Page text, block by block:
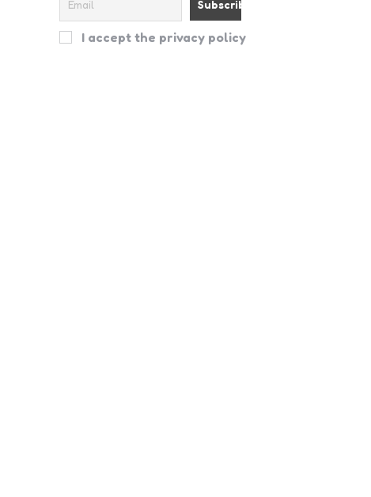
I accept the privacy policy